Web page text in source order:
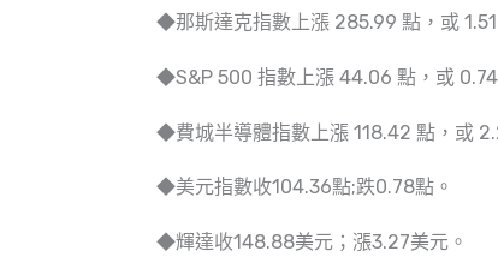
◆那斯達克指數上漲 285.99 點，或
◆S&P 500 指數上漲 44.06 點，或
◆費城半導體指數上漲 118.42 點，或
◆美元指數收104.36點;跌0.78點。
◆輝達收148.88美元；漲3.27美元。